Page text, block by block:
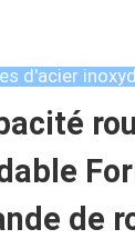
d'acier
de